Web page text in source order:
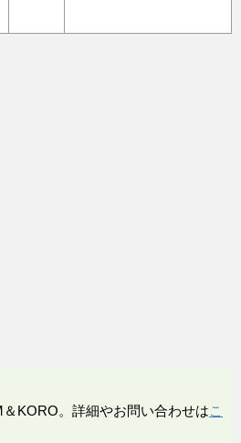
KORO。詳細やお問い合わせはこ